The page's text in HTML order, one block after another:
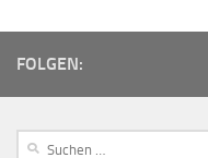
FOLGEN: